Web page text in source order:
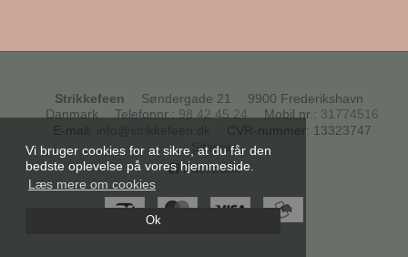
Vi bruger cookies for at sikre, at du får den
bedste oplevelse på vores hjemmeside.
Læs mere om cookies
Ok
Strikkefeen Søndergade 21
9900 Frederikshavn
Danmark
Telefonnr.: 98 42 45 24 Mobil nr.: 31774516
E-mail
CVR-nummer: 13323747
Sitemap
Facebook